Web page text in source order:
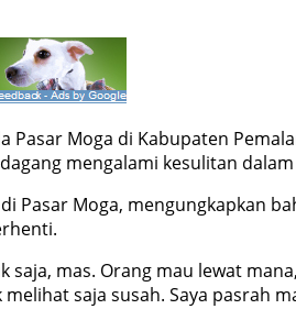
Pasar Moga di Kabupaten
mengalami kesulitan
Pasar Moga, mengungkapkan
mas. Orang mau lewat
saja susah. Saya pasrah